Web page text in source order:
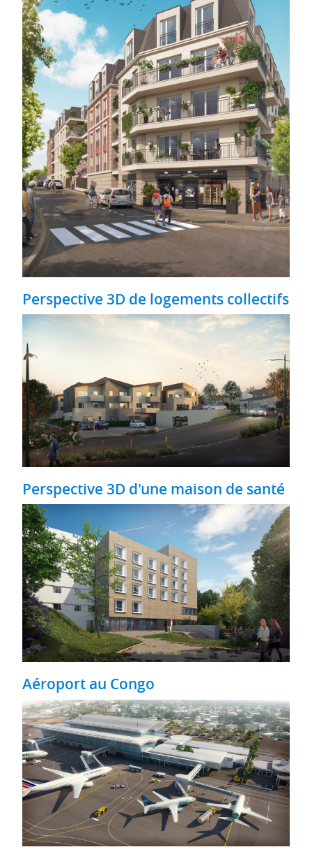
Perspective 3D de logements collectifs
Perspective 3D d'une maison de santé
Aéroport au Congo